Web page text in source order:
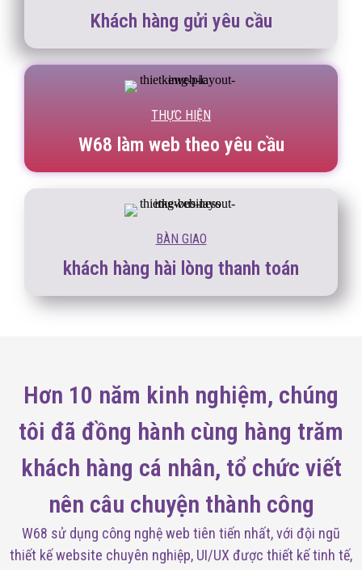
Khách hàng gửi yêu cầu
THỰC HIỆN
W68 làm web theo yêu cầu
BÀN GIAO
khách hàng hài lòng thanh toán
Hơn 10 năm kinh nghiệm, chúng
tôi đã đồng hành cùng hàng trăm
khách hàng cá nhân, tổ chức viết
nên câu chuyện thành công
W68 sử dụng công nghệ web tiên tiến nhất, với đội ngũ
thiết kế website chuyên nghiệp, UI/UX được thiết kế tinh tế,